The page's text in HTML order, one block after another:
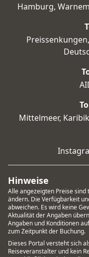
Hamburg,
Preissenkungen,
Mittelmeer, Karibik
Hinweise
Alle angezeigten Preise
ändern. Die Verfügbarkeit
abweichen. Es wird keine
Aktualität der Angaben
Angaben und Konditionen
zum Zeitpunkt der Buchung.
Dieses Portal versteht sich
Reiseveranstalter und kein